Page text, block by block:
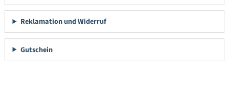
Reklamation und Widerruf
Gutschein